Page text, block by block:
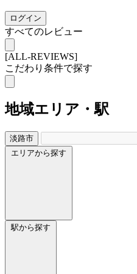
ログイン
すべてのレビュー
[ALL-REVIEWS]
こだわり条件で探す
地域エリア・駅
淡路市
エリアから探す
駅から探す